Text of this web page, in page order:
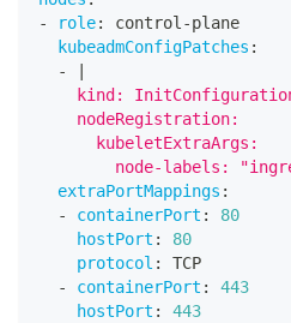
-
role: control-plane
kubeadmConfigPatches :
-
kind:
    nodeRegistration:
      kubeletExtraArgs:
node-labels:
extraPortMappings :
-
containerPort :
80
hostPort :
80
protocol :
TCP
-
containerPort :
443
hostPort :
443